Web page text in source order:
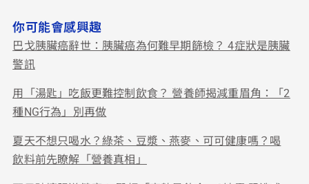
你可能會感興趣
巴戈胰臟癌辭世：胰臟癌為何難早期篩檢？ 4症狀是胰臟
警訊
用「湯匙」吃飯更難控制飲食？ 營養師揭減重眉角：「2
種NG行為」別再做
夏天不想只喝水？綠茶、豆漿、燕麥、可可健康嗎？喝
飲料前先瞭解「營養真相」